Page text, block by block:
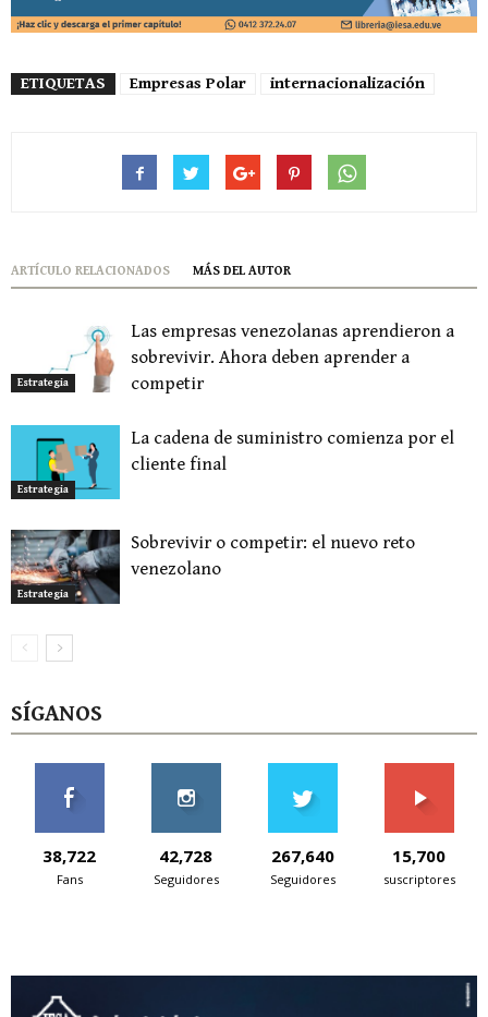
ETIQUETAS Empresas Polar internacionalización
ARTÍCULO RELACIONADOS MÁS DEL AUTOR
Estrategia
Las empresas venezolanas aprendieron a
sobrevivir. Ahora deben aprender a
competir
Estrategia
La cadena de suministro comienza por el
cliente final
Estrategia
Sobrevivir o competir: el nuevo reto
venezolano
SÍGANOS
38,722
Fans
42,728
Seguidores
267,640
Seguidores
15,700
suscriptores